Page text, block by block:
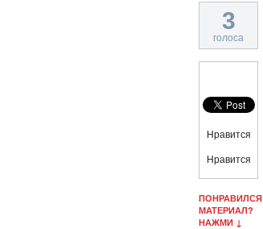
3
голоса
Нравится
Нравится
ПОНРАВИЛСЯ
МАТЕРИАЛ?
НАЖМИ ↓